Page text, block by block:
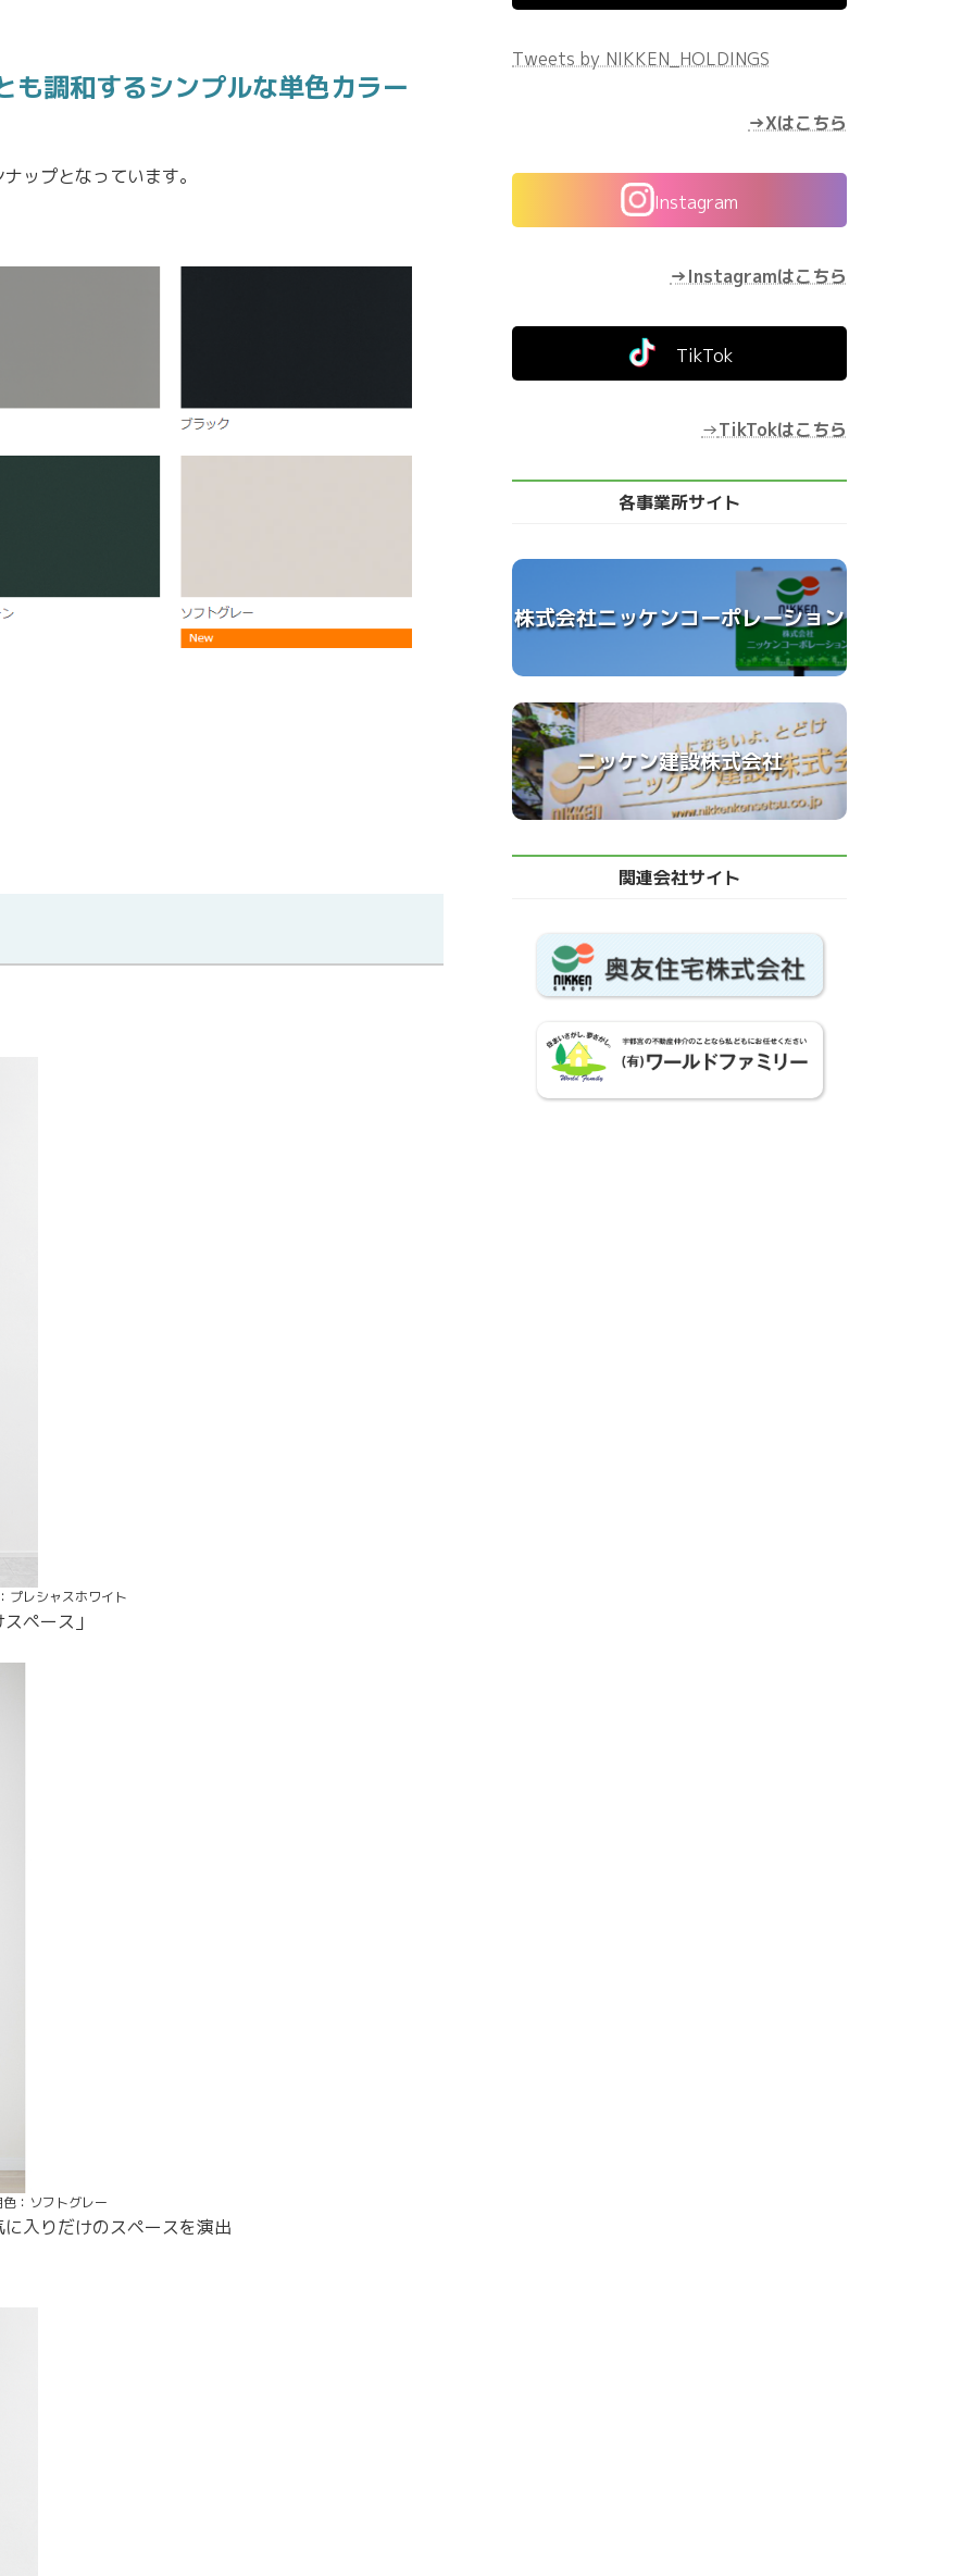
も調和するシンプルな単色カラー
ップとなっています。
プレシャスホワイト
ペース」
：ソフトグレー
入りだけのスペースを演出
Tweets by NIKKEN_HOLDINGS
→Xはこちら
Instagram
→Instagramはこちら
TikTok
→TikTokはこちら
各事業所サイト
株式会社ニッケンコーポレーション
ニッケン建設株式会社
関連会社サイト